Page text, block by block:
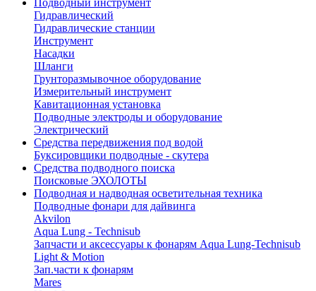
Подводный инструмент
Гидравлический
Гидравлические станции
Инструмент
Насадки
Шланги
Грунторазмывочное оборудование
Измерительный инструмент
Кавитационная установка
Подводные электроды и оборудование
Электрический
Средства передвижения под водой
Буксировщики подводные - скутера
Средства подводного поиска
Поисковые ЭХОЛОТЫ
Подводная и надводная осветительная техника
Подводные фонари для дайвинга
Akvilon
Aqua Lung - Technisub
Запчасти и аксессуары к фонарям Aqua Lung-Technisub
Light & Motion
Зап.части к фонарям
Mares